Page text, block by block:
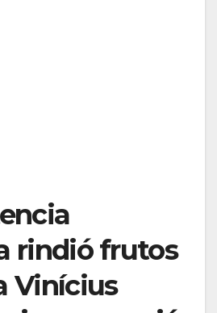
rindió frutos
Vinícius